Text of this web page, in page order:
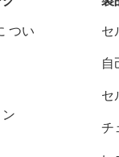
つい
セ
自
セ
チ